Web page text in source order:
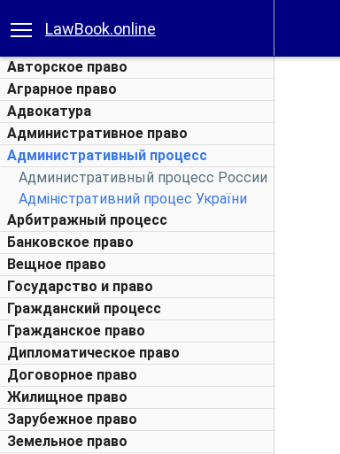
LawBook.online
Авторское право
Аграрное право
Адвокатура
Административное право
Административный процесс
Административный процесс России
Адміністративний процес України
Арбитражный процесс
Банковское право
Вещное право
Государство и право
Гражданский процесс
Гражданское право
Дипломатическое право
Договорное право
Жилищное право
Зарубежное право
Земельное право